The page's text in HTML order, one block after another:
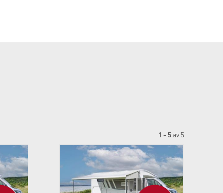
1 - 5 av5